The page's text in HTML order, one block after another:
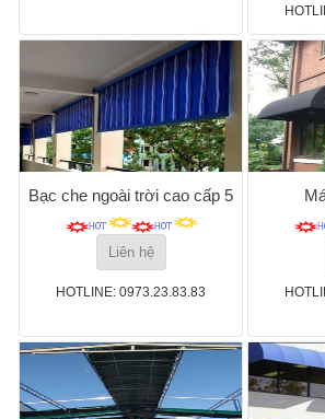
Bạc che ngoài trời cao cấp 5
Liên hệ
HOTLINE: 0973.23.83.83